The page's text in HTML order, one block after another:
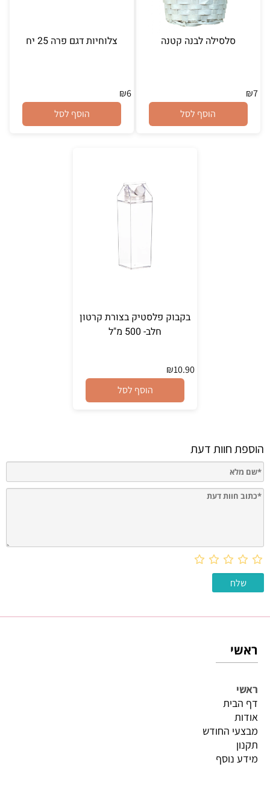
סלסילה לבנה קטנה
₪7
הוסף לסל
צלוחיות דגם פרה 25 יח
₪6
הוסף לסל
בקבוק פלסטיק בצורת קרטון
חלב- 500 מ"ל
₪10.90
הוסף לסל
הוספת חוות דעת
ראשי
ראשי
דף הבית
אודות
מבצעי החודש
תקנון
מידע נוסף